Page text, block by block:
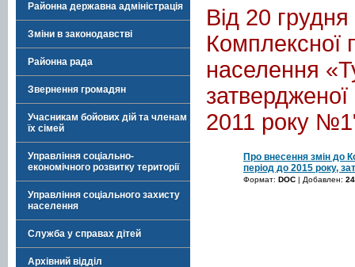
Районна державна адміністрація
Зміни в законодавстві
Районна рада
Звернення громадян
Учасникам бойових дій та членам
їх сімей
Управління соціально-
економічного розвитку території
Управління соціального захисту
населення
Служба у справах дітей
Архівний відділ
Від 20
Комплексної
населення
2011 року
Про внесення змін до
період до 2015 року,
Формат: DOC | Добавлен: